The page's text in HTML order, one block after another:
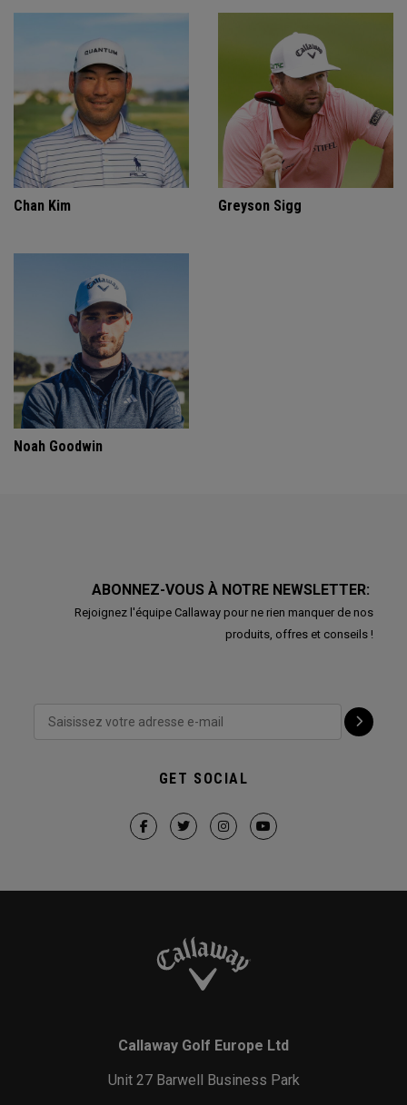
Chan Kim Greyson Sigg
Noah Goodwin
ABONNEZ-VOUS À NOTRE NEWSLETTER:
Rejoignez l'équipe Callaway pour ne rien manquer de nos
produits, offres et conseils !
GET SOCIAL
Callaway Golf Europe Ltd
Unit 27 Barwell Business Park